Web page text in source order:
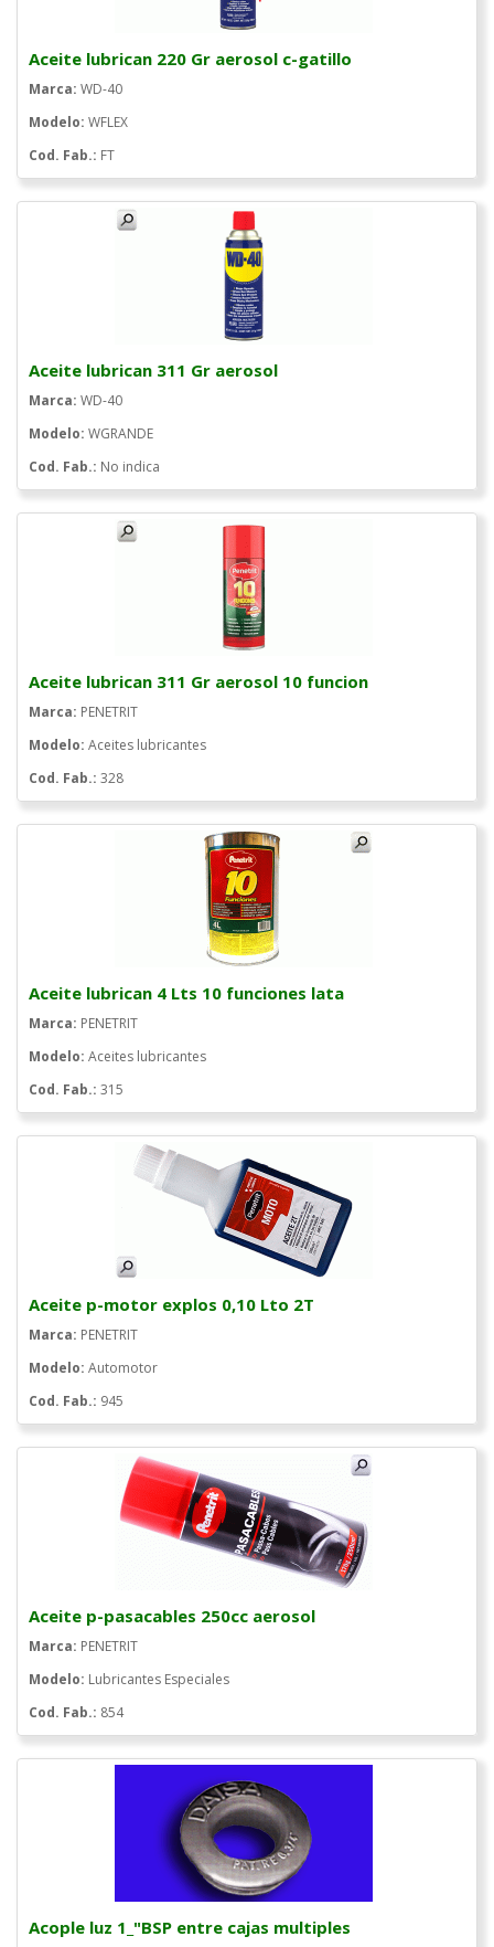
Aceite lubrican 220 Gr aerosol c-gatillo
Marca: WD-40
Modelo: WFLEX
Cod. Fab.: FT
Aceite lubrican 311 Gr aerosol
Marca: WD-40
Modelo: WGRANDE
Cod. Fab.: No indica
Aceite lubrican 311 Gr aerosol 10 funcion
Marca: PENETRIT
Modelo: Aceites lubricantes
Cod. Fab.: 328
Aceite lubrican 4 Lts 10 funciones lata
Marca: PENETRIT
Modelo: Aceites lubricantes
Cod. Fab.: 315
Aceite p-motor explos 0,10 Lto 2T
Marca: PENETRIT
Modelo: Automotor
Cod. Fab.: 945
Aceite p-pasacables 250cc aerosol
Marca: PENETRIT
Modelo: Lubricantes Especiales
Cod. Fab.: 854
Acople luz 1_"BSP entre cajas multiples